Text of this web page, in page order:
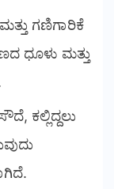
ಗಣಿಗಾರಿಕೆ
ಧೂಳು ಮತ್ತು
ಕಲ್ಲಿದ್ದಲು